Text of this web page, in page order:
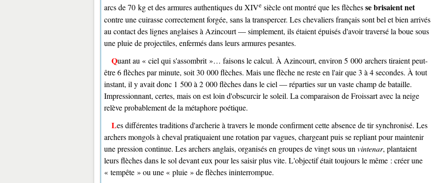
arcs de 70 kg et des armures authentiques duXIVe siècle ont montré que les flèchesse brisaient net
contre une cuirasse correctement forgée, sans la transpercer. Les chevaliers français sont bel et bien arrivés
au contact des lignes anglaises à Azincourt — simplement, ils étaient épuisés d'avoir traversé la boue sous
une pluie de projectiles, enfermés dans leurs armures pesantes.
Quant au « ciel qui s'assombrit »… faisons le calcul. À Azincourt, environ 5 000 archers tiraient peut-
être 6 flèches par minute, soit 30 000 flèches. Mais une flèche ne reste en l'air que 3 à 4 secondes. À tout
instant, il y avait donc 1 500 à 2 000 flèches dans le ciel — réparties sur un vaste champ de bataille.
Impressionnant, certes, mais on est loin d'obscurcir le soleil. La comparaison de Froissart avec la neige
relève probablement de la métaphore poétique.
Les différentes traditions d'archerie à travers le monde confirment cette absence de tir synchronisé. Les
archers mongols à cheval pratiquaient une rotation par vagues, chargeant puis se repliant pour maintenir
une pression continue. Les archers anglais, organisés en groupes de vingt sous un vintenar, plantaient
leurs flèches dans le sol devant eux pour les saisir plus vite. L'objectif était toujours le même : créer une
« tempête » ou une « pluie » de flèches ininterrompue.